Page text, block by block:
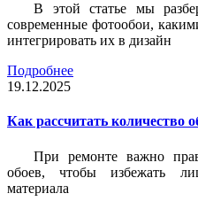
В этой статье мы
современные фотообои,
интегрировать их в дизайн
Подробнее
19.12.2025
Как рассчитать количество
При ремонте важно
обоев, чтобы избежать
материала